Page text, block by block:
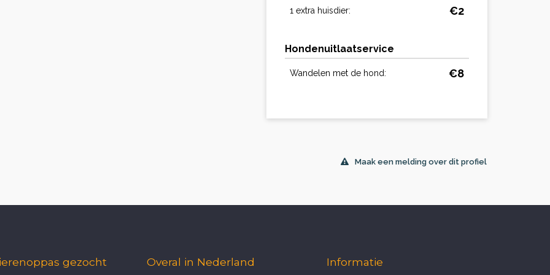
1 extra huisdier: €2
Hondenuitlaatservice
Wandelen met de hond: €8
Maak een melding over dit profiel
gezocht Overal in Nederland Informatie